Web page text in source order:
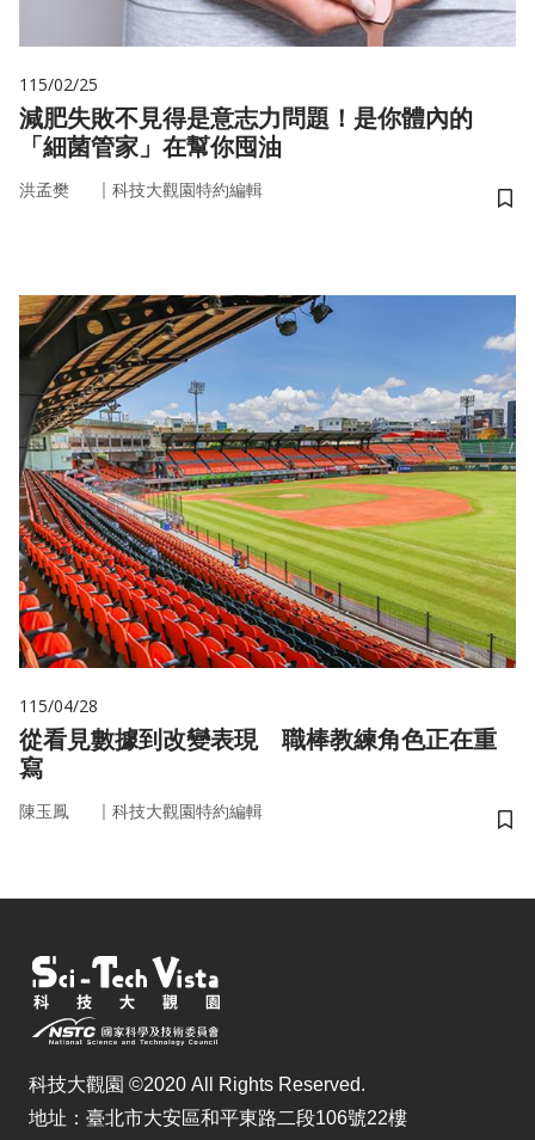
115/02/25
減肥失敗不見得是意志力問題！是你體內的
「細菌管家」在幫你囤油
洪孟樊 ｜ 科技大觀園特約編輯
儲
115/04/28
從看見數據到改變表現 職棒教練角色正在重
寫
陳玉鳳 ｜ 科技大觀園特約編輯
儲
科技大觀園 ©2020 All Rights Reserved.
地址：臺北市大安區和平東路二段106號22樓